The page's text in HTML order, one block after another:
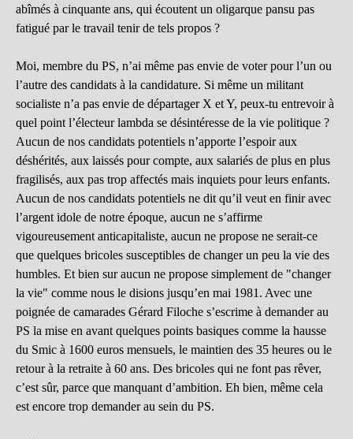
abîmés à cinquante ans, qui écoutent un oligarque pansu pas
fatigué par le travail tenir de tels propos ?
Moi, membre du PS, n’ai même pas envie de voter pour l’un ou
l’autre des candidats à la candidature. Si même un militant
socialiste n’a pas envie de départager X et Y, peux-tu entrevoir à
quel point l’électeur lambda se désintéresse de la vie politique ?
Aucun de nos candidats potentiels n’apporte l’espoir aux
déshérités, aux laissés pour compte, aux salariés de plus en plus
fragilisés, aux pas trop affectés mais inquiets pour leurs enfants.
Aucun de nos candidats potentiels ne dit qu’il veut en finir avec
l’argent idole de notre époque, aucun ne s’affirme
vigoureusement anticapitaliste, aucun ne propose ne serait-ce
que quelques bricoles susceptibles de changer un peu la vie des
humbles. Et bien sur aucun ne propose simplement de "changer
la vie" comme nous le disions jusqu’en mai 1981. Avec une
poignée de camarades Gérard Filoche s’escrime à demander au
PS la mise en avant quelques points basiques comme la hausse
du Smic à 1600 euros mensuels, le maintien des 35 heures ou le
retour à la retraite à 60 ans. Des bricoles qui ne font pas rêver,
c’est sûr, parce que manquant d’ambition. Eh bien, même cela
est encore trop demander au sein du PS.